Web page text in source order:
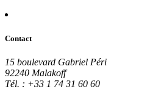
Contact
15 boulevard Gabriel Péri
92240 Malakoff
Tél. : +33 1 74 31 60 60